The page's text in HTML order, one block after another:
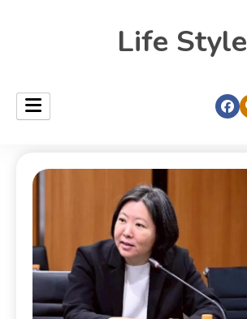
Life Style